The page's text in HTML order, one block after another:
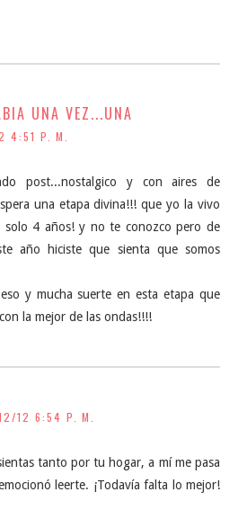
UNA VEZ...UNA
4:51 P. M.
post...nostalgico y con aires de
una etapa divina!!! que yo la vivo
solo 4 años! y no te conozco pero de
año hiciste que sienta que somos
y mucha suerte en esta etapa que
la mejor de las ondas!!!!
12 6:54 P. M.
tanto por tu hogar, a mí me pasa
leerte. ¡Todavía falta lo mejor!